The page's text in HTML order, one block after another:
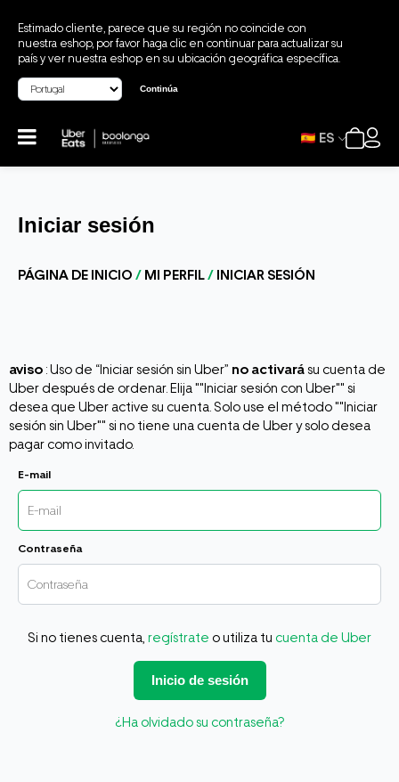
Estimado cliente, parece que su región no coincide con
nuestra eshop, por favor haga clic en continuar para actualizar su
país y ver nuestra eshop en su ubicación geográfica específica.
Continúa
ES
Iniciar sesión
PÁGINA DE INICIO / MI PERFIL/ INICIAR SESIÓN
aviso : Uso de “Iniciar sesión sin Uber” no activarásu cuenta de
Uber después de ordenar. Elija ""Iniciar sesión con Uber"" si
desea que Uber active su cuenta. Solo use el método ""Iniciar
sesión sin Uber"" si no tiene una cuenta de Uber y solo desea
pagar como invitado.
E-mail
Contraseña
Si no tienes cuenta, regístrate o utiliza tu cuenta de Uber
Inicio de sesión
¿Ha olvidado su contraseña?